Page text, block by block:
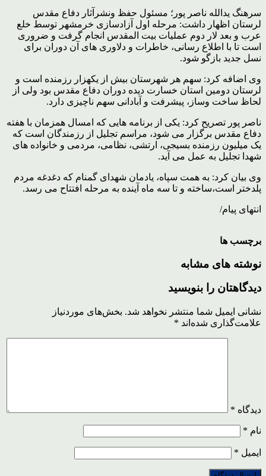
سرهنگ یدالله ناصر پور؛ مسئول حفظ ونشرآثار دفاع مقدس
لرستان اظهار داشت: مرحله اول آزادسازی خرمشهر توسط خلع
عرب و بعد لار دوم عملیات بیت المقدس انجام گرفت و ضروری
است تا با اطلاع رسانی، خاطرات و دلاوری های آن دوران برای
نسل جدید بازگو شود.
وی اضافه کرد: سهم هر شهرستان بیش از یکهزار رزمنده است و
لرستان دومین استان خسارت دیده دوران دفاع مقدس بود ولی از
لحاظ ساخت وساز، پیشرفت و آبادانی سهم ناچیزی دارد.
ناصر پور تصریح کرد: یکی از برنامه هایی که امسال همزمان با هفته
دفاع مقدس برگزار می شود، مراسم تجلیل از رزمندگان است که
یک میلیون رزمنده بسیجی، ارتشی، نظامی، مردمی و خانواده های
شهدا تجلیل به عمل می آید.
وی بیان کرد: به همت سپاه، یادمان شهدای گمنام که دغدغه مردم
پلدختر است،ساخته و تا سه ماه آینده به مرحله افتتاح می رسد.
انتهای پیام/
برچسب ها
نوشته های مشابه
دیدگاهتان را بنویسید
نشانی ایمیل شما منتشر نخواهد شد. بخش‌های موردنیاز
علامت‌گذاری شده‌اند *
دیدگاه *
نام *
ایمیل *